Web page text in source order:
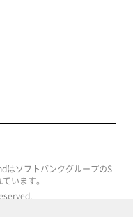
はソフトバンクグループのS
います。